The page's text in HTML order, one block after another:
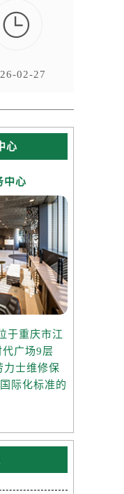

02-27
心
中心
于重庆市江
广场9层
力士维修保
际化标准的